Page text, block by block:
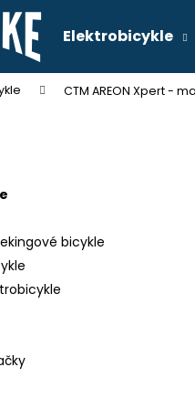
Elektrobicykle
CTM AREON Xpert -
bicykle